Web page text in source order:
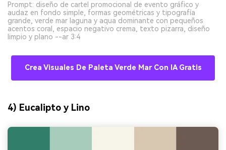
Prompt: diseño de cartel promocional de evento gráfico y
audaz en fondo simple, formas geométricas y tipografía
grande, verde mar laguna y aqua dominante con pequeños
acentos coral, espacio negativo crema, texto pizarra, diseño
limpio y plano --ar 3:4
Crea Visuales De Paleta Verde Mar Con IA Gratis
4) Eucalipto y Lino